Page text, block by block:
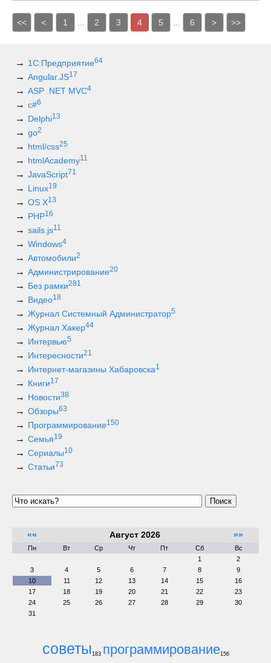
<< < 1 2 3 4 5 6 > >>
1С:Предприятие64
Angular.JS17
ASP .NET MVC4
c#6
Delphi13
go2
html/css25
htmlAcademy11
JavaScript71
Linux19
OS X13
PHP16
sails.js11
Windows4
Автомобили2
Администрирование20
Без рамки281
Видео18
Журнал Системный Администратор5
Журнал Хакер44
Интервью5
Интересности21
Интернет-магазины Хабаровска1
Книги17
Новости38
Обзоры63
Программирование150
Семья19
Сериалы10
Статьи 73
Поиск
«« Август 2026 »»
Пн Вт Ср Чт Пт Сб
Вс
1
2
3
4 5 6 7 8
9
10
11 12 13 14 15
16
17
18 19 20 21 22
23
24
25 26 27 28 29
30
31
советы183 программирование156